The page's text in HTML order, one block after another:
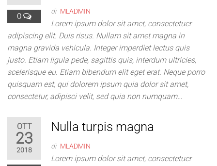
0 di MLADMIN
Lorem ipsum dolor sit amet, consectetuer
adipiscing elit. Duis risus. Nullam sit amet magna in
magna gravida vehicula. Integer imperdiet lectus quis
justo. Etiam ligula pede, sagittis quis, interdum ultricies,
scelerisque eu. Etiam bibendum elit eget erat. Neque porro
quisquam est, qui dolorem ipsum quia dolor sit amet,
consectetur, adipisci velit, sed quia non numquam…
OTT
23
2018
Nulla turpis magna
di MLADMIN
Lorem ipsum dolor sit amet, consectetuer